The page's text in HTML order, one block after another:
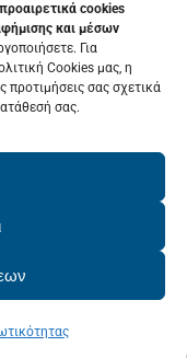
προαιρετικά cookies
και μέσων
Για
Cookies μας, η
προτιμήσεις σας σχετικά
σας.